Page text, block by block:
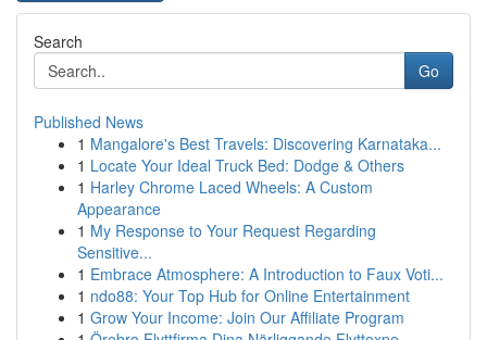
Search
Go
Published News
1 Mangalore's Best Travels: Discovering Karnataka...
1 Locate Your Ideal Truck Bed: Dodge & Others
1 Harley Chrome Laced Wheels: A Custom
Appearance
1 My Response to Your Request Regarding
Sensitive...
1 Embrace Atmosphere: A Introduction to Faux Voti...
1 ndo88: Your Top Hub for Online Entertainment
1 Grow Your Income: Join Our Affiliate Program